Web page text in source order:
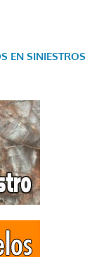
EN SINIESTROS